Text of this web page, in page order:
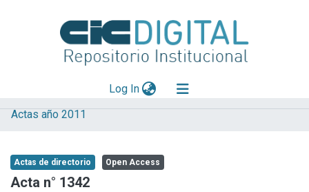
Log In(current)
Explorar
Aportar material
Actas año 2011
Actas de directorio Open Access
Acta n° 1342